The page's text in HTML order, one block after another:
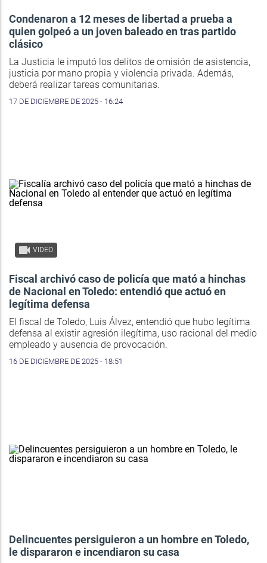
Condenaron a 12 meses de libertad a prueba a
quien golpeó a un joven baleado en tras partido
clásico
La Justicia le imputó los delitos de omisión de asistencia,
justicia por mano propia y violencia privada. Además,
deberá realizar tareas comunitarias.
17 DE DICIEMBRE DE 2025 - 16:24
VIDEO
Fiscal archivó caso de policía que mató a hinchas
de Nacional en Toledo: entendió que actuó en
legítima defensa
El fiscal de Toledo, Luis Álvez, entendió que hubo legítima
defensa al existir agresión ilegítima, uso racional del medio
empleado y ausencia de provocación.
16 DE DICIEMBRE DE 2025 - 18:51
Delincuentes persiguieron a un hombre en Toledo,
le dispararon e incendiaron su casa